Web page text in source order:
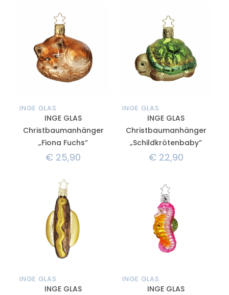
INGE GLAS
INGE GLAS
Christbaumanhänger
„Fiona Fuchs“
€ 25,90
INGE GLAS
INGE GLAS
Christbaumanhänger
„Schildkrötenbaby“
€22,90
INGE GLAS
INGE GLAS
INGE GLAS
INGE GLAS